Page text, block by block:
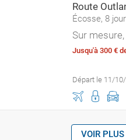
Route
Écosse, 8
Sur
Jusqu'à 300 €
Départ le 11/
VOIR